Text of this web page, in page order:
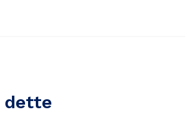
dette